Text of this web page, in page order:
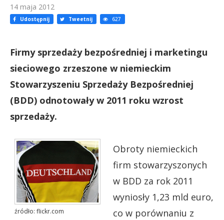
14 maja 2012
Udostępnij Tweetnij 627
Firmy sprzedaży bezpośredniej i marketingu
sieciowego zrzeszone w niemieckim
Stowarzyszeniu Sprzedaży Bezpośredniej
(BDD) odnotowały w 2011 roku wzrost
sprzedaży.
źródło: flickr.com
Obroty niemieckich
firm stowarzyszonych
w BDD za rok 2011
wyniosły 1,23 mld euro,
co w porównaniu z